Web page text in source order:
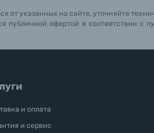
от указанных на сайте, уточняйте
публичной офертой в соответствии
и оплата
и сервис